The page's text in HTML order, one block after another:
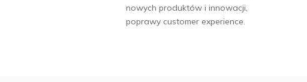
nowych produktów i innowacji,
poprawy customer experience.